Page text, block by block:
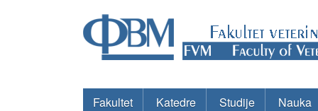
Fakultet Katedre Studije Nauka